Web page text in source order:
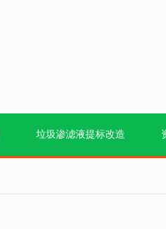
垃圾渗滤液提标改造